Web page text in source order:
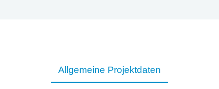
Allgemeine Projektdaten